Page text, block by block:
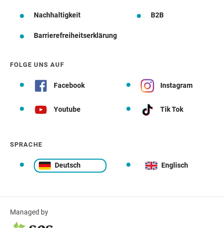
Nachhaltigkeit B2B
Barrierefreiheitserklärung
FOLGE UNS AUF
Facebook Instagram
Youtube Tik Tok
SPRACHE
Deutsch Englisch
Managed by